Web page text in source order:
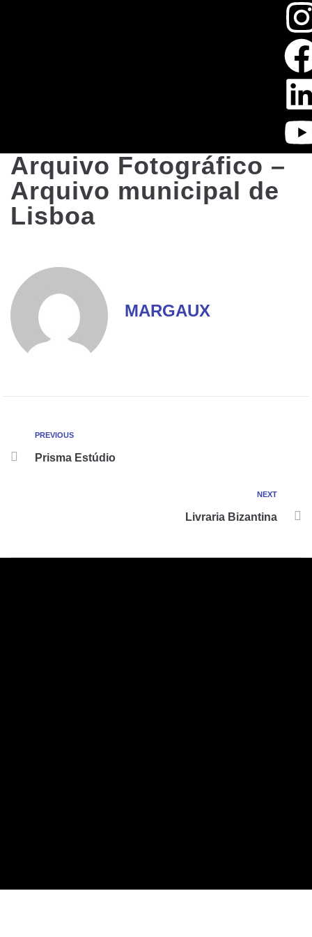
Arquivo Fotográfico –
Arquivo municipal de
Lisboa
MARGAUX
PREVIOUS
Prisma Estúdio
NEXT
Livraria Bizantina